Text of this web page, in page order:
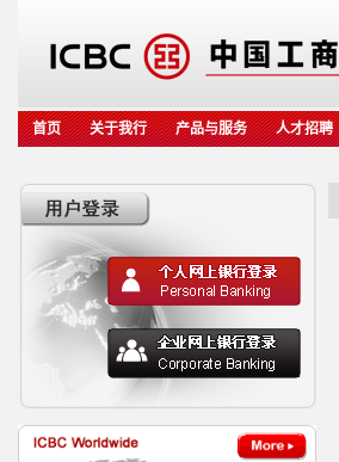
首页 关于我行 产品与服务 人才招聘